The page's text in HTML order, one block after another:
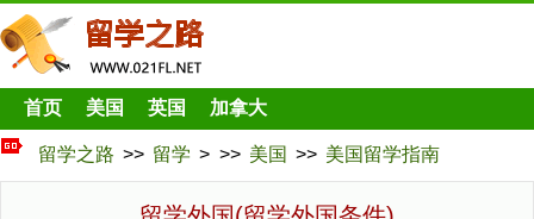
首页 美国 英国 加拿大
留学之路 >> 留学 > >> 美国 >> 美国留学指南